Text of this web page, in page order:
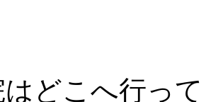
はどこへ行っ